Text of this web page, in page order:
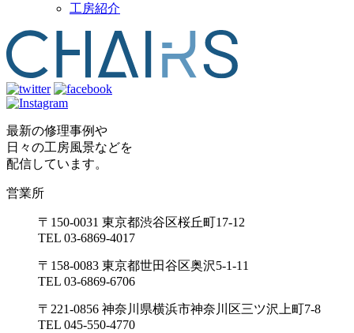
工房紹介
最新の修理事例や
日々の工房風景などを
配信しています。
営業所
〒150-0031 東京都渋谷区桜丘町17-12
TEL 03-6869-4017
〒158-0083 東京都世田谷区奥沢5-1-11
TEL 03-6869-6706
〒221-0856 神奈川県横浜市神奈川区三ツ沢上町7-8
TEL 045-550-4770